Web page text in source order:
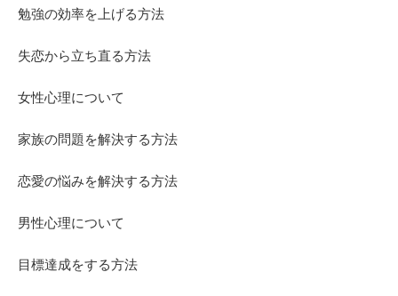
勉強の効率を上げる方法
失恋から立ち直る方法
女性心理について
家族の問題を解決する方法
恋愛の悩みを解決する方法
男性心理について
目標達成をする方法